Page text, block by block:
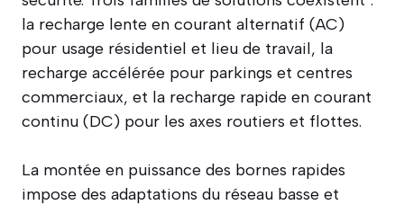
la recharge lente en courant alternatif (AC)
pour usage résidentiel et lieu de travail, la
recharge accélérée pour parkings et centres
commerciaux, et la recharge rapide en courant
continu (DC) pour les axes routiers et flottes.
La montée en puissance des bornes rapides
impose des adaptations du réseau basse et